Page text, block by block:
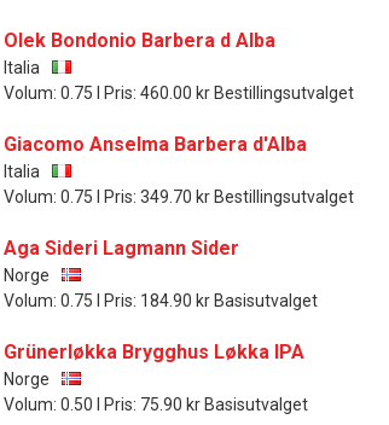
Olek Bondonio Barbera d Alba
Italia
Volum: 0.75 l Pris: 460.00 kr Bestillingsutvalget
Giacomo Anselma Barbera d'Alba
Italia
Volum: 0.75 l Pris: 349.70 kr Bestillingsutvalget
Aga Sideri Lagmann Sider
Norge
Volum: 0.75 l Pris: 184.90 kr Basisutvalget
Grünerløkka Brygghus Løkka IPA
Norge
Volum: 0.50 l Pris: 75.90 kr Basisutvalget